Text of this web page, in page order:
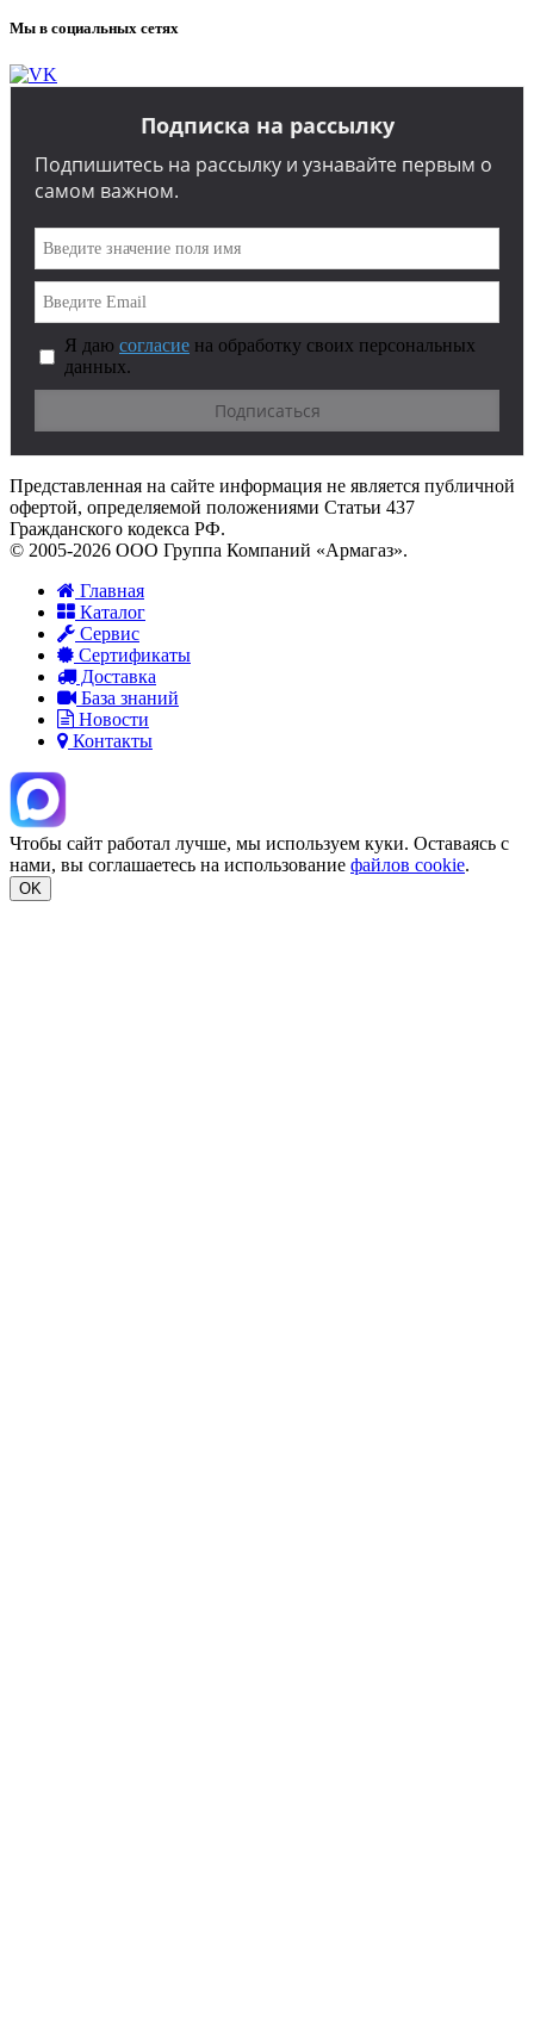
Мы в социальных сетях
Подписка на рассылку
Подпишитесь на рассылку и узнавайте первым о
самом важном.
Я даю согласие на обработку своих персональных
данных.
Представленная на сайте информация не является публичной
офертой, определяемой положениями Статьи 437
Гражданского кодекса РФ.
© 2005-2026 ООО Группа Компаний «Армагаз».
Главная
Каталог
Сервис
Сертификаты
Доставка
База знаний
Новости
Контакты
Чтобы сайт работал лучше, мы используем куки. Оставаясь с
нами, вы соглашаетесь на использование файлов cookie.
OK